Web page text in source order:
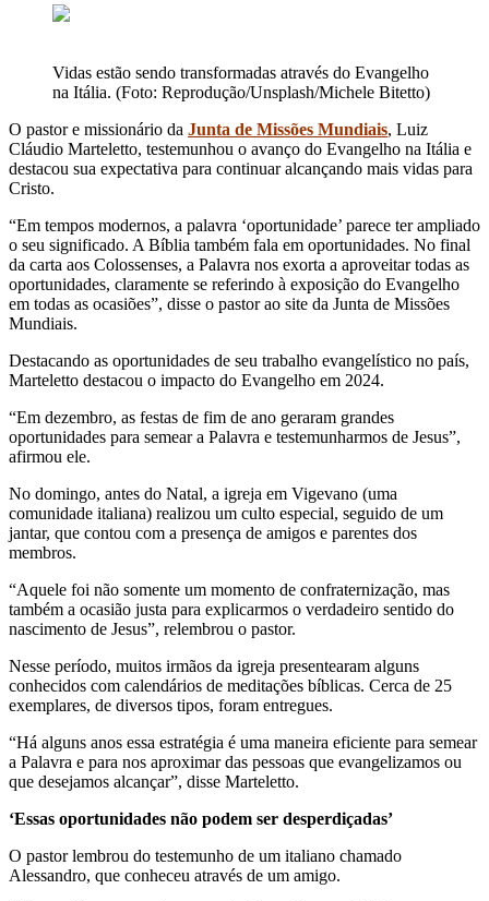
Vidas estão sendo transformadas através do Evangelho
na Itália. (Foto: Reprodução/Unsplash/Michele Bitetto)
O pastor e missionário da Junta de Missões Mundiais, Luiz
Cláudio Marteletto, testemunhou o avanço do Evangelho na Itália e
destacou sua expectativa para continuar alcançando mais vidas para
Cristo.
“Em tempos modernos, a palavra ‘oportunidade’ parece ter ampliado
o seu significado. A Bíblia também fala em oportunidades. No final
da carta aos Colossenses, a Palavra nos exorta a aproveitar todas as
oportunidades, claramente se referindo à exposição do Evangelho
em todas as ocasiões”, disse o pastor ao site da Junta de Missões
Mundiais.
Destacando as oportunidades de seu trabalho evangelístico no país,
Marteletto destacou o impacto do Evangelho em 2024.
“Em dezembro, as festas de fim de ano geraram grandes
oportunidades para semear a Palavra e testemunharmos de Jesus”,
afirmou ele.
No domingo, antes do Natal, a igreja em Vigevano (uma
comunidade italiana) realizou um culto especial, seguido de um
jantar, que contou com a presença de amigos e parentes dos
membros.
“Aquele foi não somente um momento de confraternização, mas
também a ocasião justa para explicarmos o verdadeiro sentido do
nascimento de Jesus”, relembrou o pastor.
Nesse período, muitos irmãos da igreja presentearam alguns
conhecidos com calendários de meditações bíblicas. Cerca de 25
exemplares, de diversos tipos, foram entregues.
“Há alguns anos essa estratégia é uma maneira eficiente para semear
a Palavra e para nos aproximar das pessoas que evangelizamos ou
que desejamos alcançar”, disse Marteletto.
‘Essas oportunidades não podem ser desperdiçadas’
O pastor lembrou do testemunho de um italiano chamado
Alessandro, que conheceu através de um amigo.